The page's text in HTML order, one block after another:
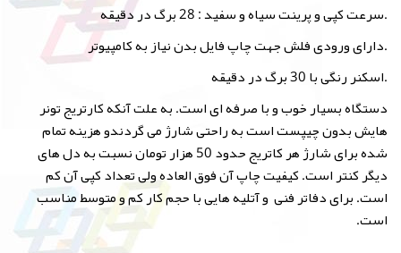
.سرعت کپی و پرینت سیاه و سفید : 28 برگ در دقیقه
.دارای ورودی فلش جهت چاپ فایل بدن نیاز به کامپیوتر
.اسکنر رنگی با 30 برگ در دقیقه
دستگاه بسیار خوب و با صرفه ای است. به علت آنکه کارتریج تونر
هایش بدون چیپست است به راحتی شارژ می گردندو هزینه تمام
شده برای شارژ هر کاتریج حدود 50 هزار تومان نسبت به دل های
دیگر کنتر است. کیفیت چاپ آن فوق العاده ولی تعداد کپی آن کم
است. برای دفاتر فنی و آتلیه هایی با حجم کار کم و متوسط مناسب
است.